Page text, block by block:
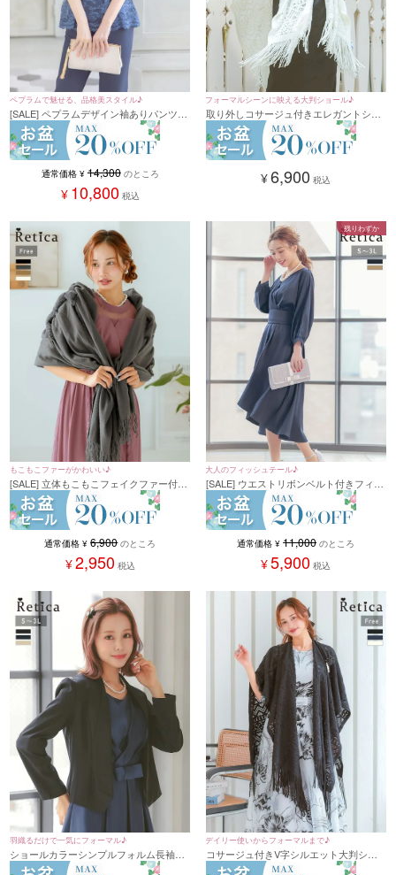
ペプラムで魅せる、品格美スタイル♪
[SALE] ペプラムデザイン袖ありパンツス
タイルオールインワンパーティードレス
(XSサイズ～4Lサイズ)
通常価格 ¥ 14,300 のところ
¥ 10,800 税込
フォーマルシーンに映える大判ショール♪
取り外しコサージュ付きエレガントショ
ール
¥6,900 税込
もこもこファーがかわいい♪
[SALE] 立体もこもこフェイクファー付き
ショール(フリーサイズ)
通常価格 ¥ 6,900 のところ
¥2,950 税込
大人のフィッシュテール♪
[SALE] ウエストリボンベルト付きフィッ
シュテールワンピースパーティードレス
(Sサイズ～XXLサイズ)
残りわずか
通常価格 ¥ 11,000 のところ
¥5,900 税込
羽織るだけで一気にフォーマル♪
ショールカラーシンプルフォルム長袖ボ
レロ(S～3Lサイズ)
デイリー使いからフォーマルまで♪
コサージュ付きV字シルエット大判ショ
ール